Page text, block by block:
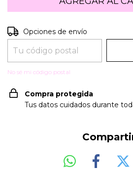
Entregas para el CP:
Opciones de envío
No sé mi código postal
Compra protegida
Tus datos cuidados durante